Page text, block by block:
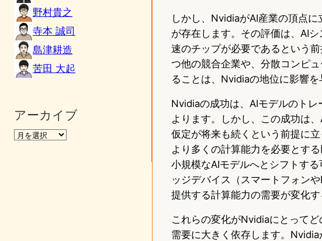
野村貴之
寺本 誠司
島津耕造
苦田 大起
アーカイブ
しかし、NvidiaがAI産業の頂点
が存在します。その評価は、AI
速のチップが必要であるという
つ他の競合企業や、分散コンピ
ることは、Nvidiaの地位に影響を
Nvidiaの成功は、AIモデルのト
よります。しかし、この成功は
仮定が将来も続くという前提に
より多くの計算能力を必要とす
小規模なAIモデルへとシフトす
ッジデバイス（スマートフォン
提供する計算能力の需要が変化す
これらの変化がNvidiaにとって
需要に大きく依存します。